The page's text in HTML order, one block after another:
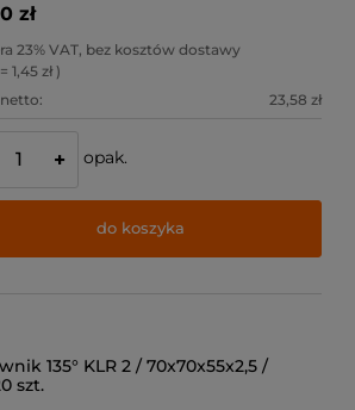
zł
23% VAT, bez kosztów dostawy
1,45 zł )
23,58 zł
+ opak.
do koszyka
135° KLR 2 / 70x70x55x2,5 /
szt.